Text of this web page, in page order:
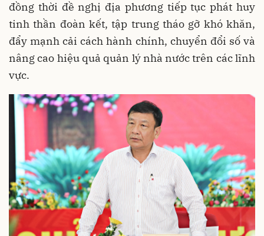
đồng thời đề nghị địa phương tiếp tục phát huy
tinh thần đoàn kết, tập trung tháo gỡ khó khăn,
đẩy mạnh cải cách hành chính, chuyển đổi số và
nâng cao hiệu quả quản lý nhà nước trên các lĩnh
vực.